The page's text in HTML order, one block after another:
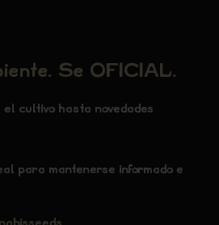
Sé OFICIAL.
el cultivo hasta novedades
para mantenerse informado e